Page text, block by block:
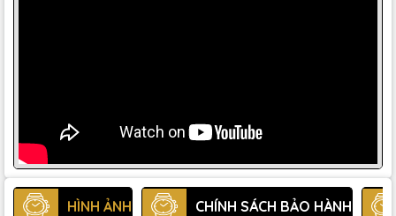
HÌNH ẢNH CHÍNH SÁCH BẢO HÀNH